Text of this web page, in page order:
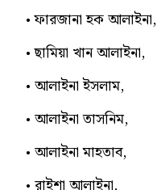
ফারজানা হক আলাইনা,
ছামিয়া খান আলাইনা,
আলাইনা ইসলাম,
আলাইনা তাসনিম,
আলাইনা মাহতাব,